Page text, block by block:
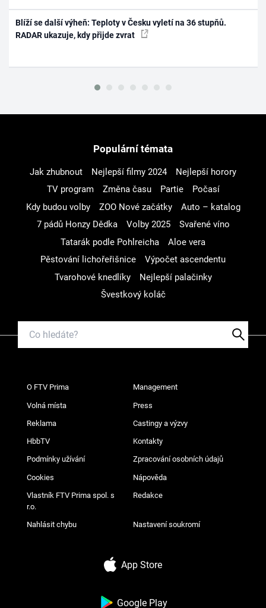
Blíží se další výheň: Teploty v Česku vyletí na 36 stupňů.
RADAR ukazuje, kdy přijde zvrat
Populární témata
Jak zhubnout Nejlepší filmy 2024
Nejlepší horory
TV program
Změna času Partie
Počasí
Kdy budou volby
ZOO Nové začátky
Auto – katalog
7 pádů Honzy Dědka
Volby 2025
Svařené víno
Tatarák podle Pohlreicha
Aloe vera
Pěstování lichořeřišnice
Výpočet ascendentu
Tvarohové knedlíky
Nejlepší palačinky
Švestkový koláč
O FTV Prima Management
Volná místa Press
Reklama Castingy a výzvy
HbbTV Kontakty
Podmínky užívání Zpracování osobních údajů
Cookies Nápověda
Vlastník FTV Prima spol. s
r.o.
Redakce
Nahlásit chybu Nastavení soukromí
App Store
Google Play